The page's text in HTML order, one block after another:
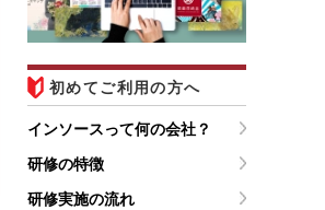
初めてご利用の方へ
インソースって何の会社？
研修の特徴
研修実施の流れ